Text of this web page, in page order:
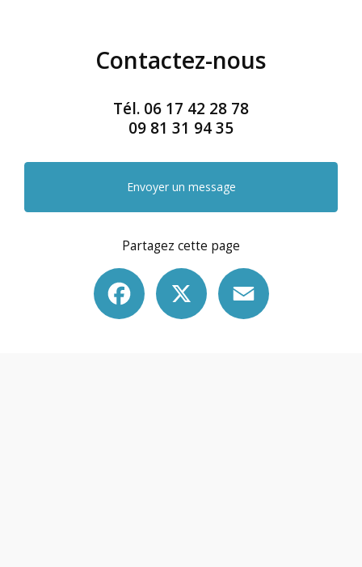
Contactez-nous
Tél. 06 17 42 28 78
09 81 31 94 35
Envoyer un message
Partagez cette page
Facebook